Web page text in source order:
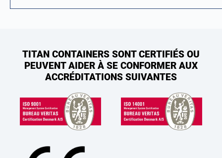
TITAN CONTAINERS SONT CERTIFIÉS OU
PEUVENT AIDER À SE CONFORMER AUX
ACCRÉDITATIONS SUIVANTES